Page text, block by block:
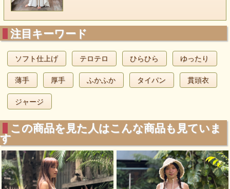
注目キーワード
ソフト仕上げ テロテロ ひらひら ゆったり
薄手 厚手 ふかふか タイパン 貫頭衣
ジャージ
この商品を見た人はこんな商品も見ていま
す